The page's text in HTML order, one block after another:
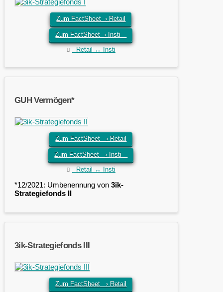
Zum FactSheet › Retail
Zum FactSheet › Insti
Retail ↔ Insti
GUH Vermögen*
Zum FactSheet › Retail
Zum FactSheet › Insti
Retail ↔ Insti
*12/2021: Umbenennung von 3ik-
Strategiefonds II
3ik-Strategiefonds III
Zum FactSheet › Retail